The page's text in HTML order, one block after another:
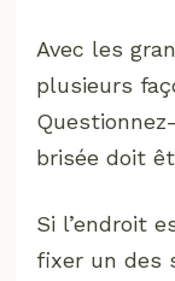
Avec les
plusieurs
brisée doit
Si l’endroit
fixer un des